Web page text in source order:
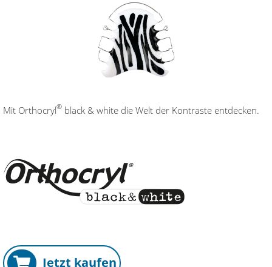
Mit Orthocryl® black & white die Welt der Kontraste entdecken.
Jetzt kaufen